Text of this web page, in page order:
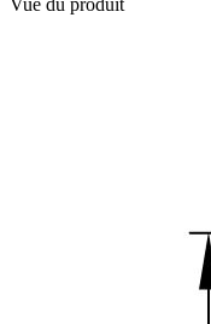
Vue du produit